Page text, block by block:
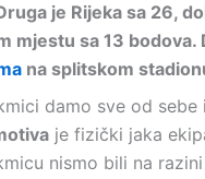
je Rijeka sa 26,
mjestu sa 13
na splitskom
damo sve od
je fizički jaka
nismo bili na